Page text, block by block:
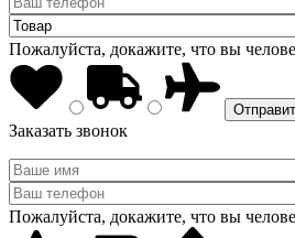
Пожалуйста, докажите, что вы
Заказать звонок
Пожалуйста, докажите, что вы